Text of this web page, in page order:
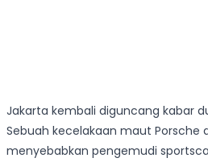
Jakarta kembali diguncang kabar
Sebuah kecelakaan maut Porsche
menyebabkan pengemudi